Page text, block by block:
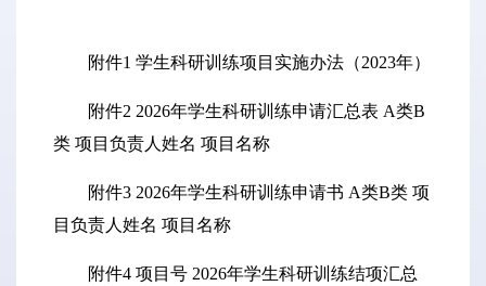
附件1 学生科研训练项目实施办法（2023年）
附件2 2026年学生科研训练申请汇总表 A类B
类 项目负责人姓名 项目名称
附件3 2026年学生科研训练申请书 A类B类 项
目负责人姓名 项目名称
附件4 项目号 2026年学生科研训练结项汇总